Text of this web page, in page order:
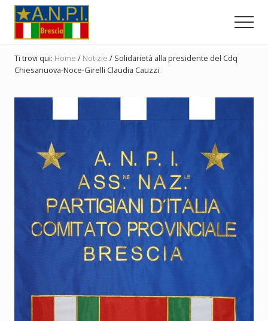
Menu
Passa
contenuto
principale
Passa
alla
barra
laterale
primaria
Passa
pagina
Provinciale
dell'ANPI
Brescia
Ti trovi qui: Home / Notizie / Solidarietà alla presidente del Cdq
Chiesanuova-Noce-Girelli Claudia Cauzzi